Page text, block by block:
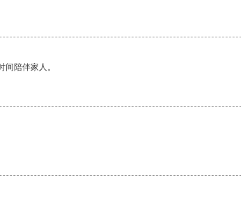
陪伴家人。